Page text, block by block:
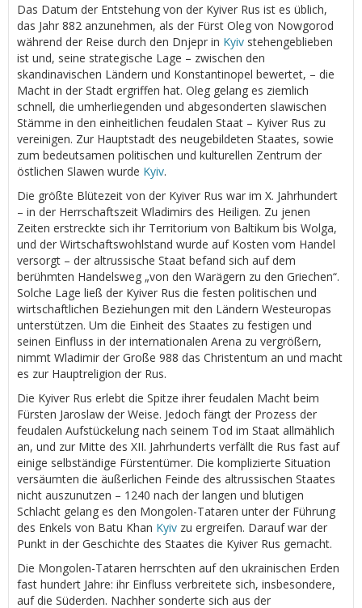
Das Datum der Entstehung von der Kyiver Rus ist es üblich,
das Jahr 882 anzunehmen, als der Fürst Oleg von Nowgorod
während der Reise durch den Dnjepr in Kyiv stehengeblieben
ist und, seine strategische Lage – zwischen den
skandinavischen Ländern und Konstantinopel bewertet, – die
Macht in der Stadt ergriffen hat. Oleg gelang es ziemlich
schnell, die umherliegenden und abgesonderten slawischen
Stämme in den einheitlichen feudalen Staat – Kyiver Rus zu
vereinigen. Zur Hauptstadt des neugebildeten Staates, sowie
zum bedeutsamen politischen und kulturellen Zentrum der
östlichen Slawen wurde Kyiv.
Die größte Blütezeit von der Kyiver Rus war im Х. Jahrhundert
– in der Herrschaftszeit Wladimirs des Heiligen. Zu jenen
Zeiten erstreckte sich ihr Territorium von Baltikum bis Wolga,
und der Wirtschaftswohlstand wurde auf Kosten vom Handel
versorgt – der altrussische Staat befand sich auf dem
berühmten Handelsweg „von den Warägern zu den Griechen“.
Solche Lage ließ der Kyiver Rus die festen politischen und
wirtschaftlichen Beziehungen mit den Ländern Westeuropas
unterstützen. Um die Einheit des Staates zu festigen und
seinen Einfluss in der internationalen Arena zu vergrößern,
nimmt Wladimir der Große 988 das Christentum an und macht
es zur Hauptreligion der Rus.
Die Kyiver Rus erlebt die Spitze ihrer feudalen Macht beim
Fürsten Jaroslaw der Weise. Jedoch fängt der Prozess der
feudalen Aufstückelung nach seinem Tod im Staat allmählich
an, und zur Mitte des XII. Jahrhunderts verfällt die Rus fast auf
einige selbständige Fürstentümer. Die komplizierte Situation
versäumten die äußerlichen Feinde des altrussischen Staates
nicht auszunutzen – 1240 nach der langen und blutigen
Schlacht gelang es den Mongolen-Tataren unter der Führung
des Enkels von Batu Khan Kyiv zu ergreifen. Darauf war der
Punkt in der Geschichte des Staates die Kyiver Rus gemacht.
Die Mongolen-Tataren herrschten auf den ukrainischen Erden
fast hundert Jahre: ihr Einfluss verbreitete sich, insbesondere,
auf die Süderden. Nachher sonderte sich aus der